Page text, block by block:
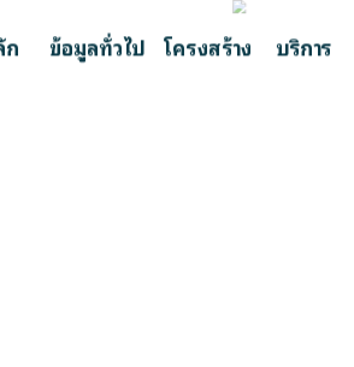
ก ข้อมูลทั่วไป โครงสร้าง บริการ